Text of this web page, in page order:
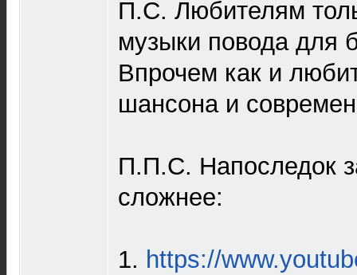
П.С. Любителям
музыки повода для
Впрочем как и
шансона и
П.П.С. Напоследок
сложнее:
1. https://